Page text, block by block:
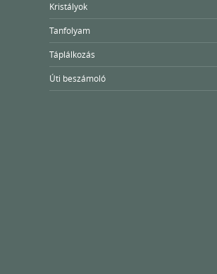
Kristályok
Tanfolyam
Táplálkozás
Úti beszámoló